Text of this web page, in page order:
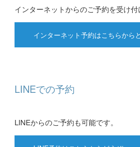
インターネットからのご予約を受け付
インターネット予約はこちらから
LINEでの予約
LINEからのご予約も可能です。